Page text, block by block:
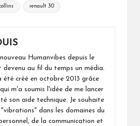
renault 30
Humanvibes depuis le
au fil du temps un média.
été créé en octobre 2013 grâce
m'a soumis l'idée de me lancer
son aide technique. Je souhaite
dans les domaines du
de la communication et